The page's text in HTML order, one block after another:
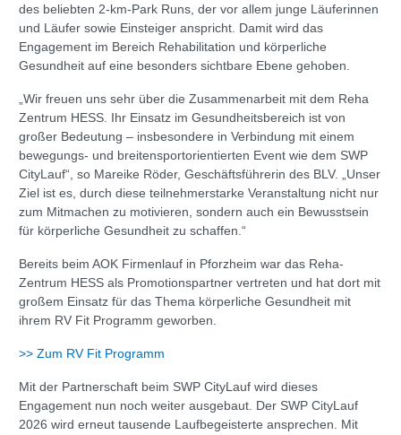
des beliebten 2-km-Park Runs, der vor allem junge Läuferinnen
und Läufer sowie Einsteiger anspricht. Damit wird das
Engagement im Bereich Rehabilitation und körperliche
Gesundheit auf eine besonders sichtbare Ebene gehoben.
„Wir freuen uns sehr über die Zusammenarbeit mit dem Reha
Zentrum HESS. Ihr Einsatz im Gesundheitsbereich ist von
großer Bedeutung – insbesondere in Verbindung mit einem
bewegungs- und breitensportorientierten Event wie dem SWP
CityLauf“, so Mareike Röder, Geschäftsführerin des BLV. „Unser
Ziel ist es, durch diese teilnehmerstarke Veranstaltung nicht nur
zum Mitmachen zu motivieren, sondern auch ein Bewusstsein
für körperliche Gesundheit zu schaffen.“
Bereits beim AOK Firmenlauf in Pforzheim war das Reha-
Zentrum HESS als Promotionspartner vertreten und hat dort mit
großem Einsatz für das Thema körperliche Gesundheit mit
ihrem RV Fit Programm geworben.
>> Zum RV Fit Programm
Mit der Partnerschaft beim SWP CityLauf wird dieses
Engagement nun noch weiter ausgebaut. Der SWP CityLauf
2026 wird erneut tausende Laufbegeisterte ansprechen. Mit